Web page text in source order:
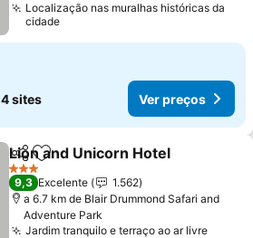
Localização nas muralhas históricas da
cidade
4 sites Ver preços
PartilharAdicionar aos favoritos
Lion and Unicorn Hotel
3 Estrelas
9,3 Excelente
1.562
a 6.7 km de Blair Drummond Safari and
Adventure Park
Jardim tranquilo e terraço ao ar livre